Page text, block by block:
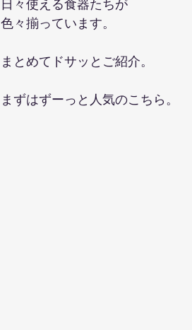
日々使える食器たちが
色々揃っています。
まとめてドサッとご紹介。
まずはずーっと人気のこちら。